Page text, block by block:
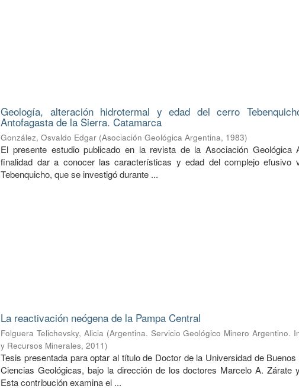
Geología, alteración hidrotermal y edad del cerro
Antofagasta de la Sierra. Catamarca
González, Osvaldo Edgar (Asociación Geológica Argentina, 1983)
El presente estudio publicado en la revista de la Asociación Geológica
finalidad dar a conocer las características y edad del complejo efusivo
Tebenquicho, que se investigó durante ...
La reactivación neógena de la Pampa Central
Folguera Telichevsky, Alicia (Argentina. Servicio Geológico Minero Argentino.
y Recursos Minerales,2011)
Tesis presentada para optar al título de Doctor de la Universidad de
Ciencias Geológicas, bajo la dirección de los doctores Marcelo A. Zárate
Esta contribución examina el ...